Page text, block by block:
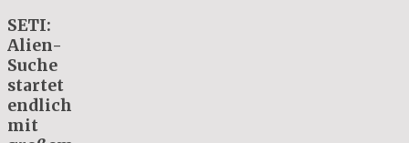
SETI:
Alien-
Suche
startet
endlich
mit